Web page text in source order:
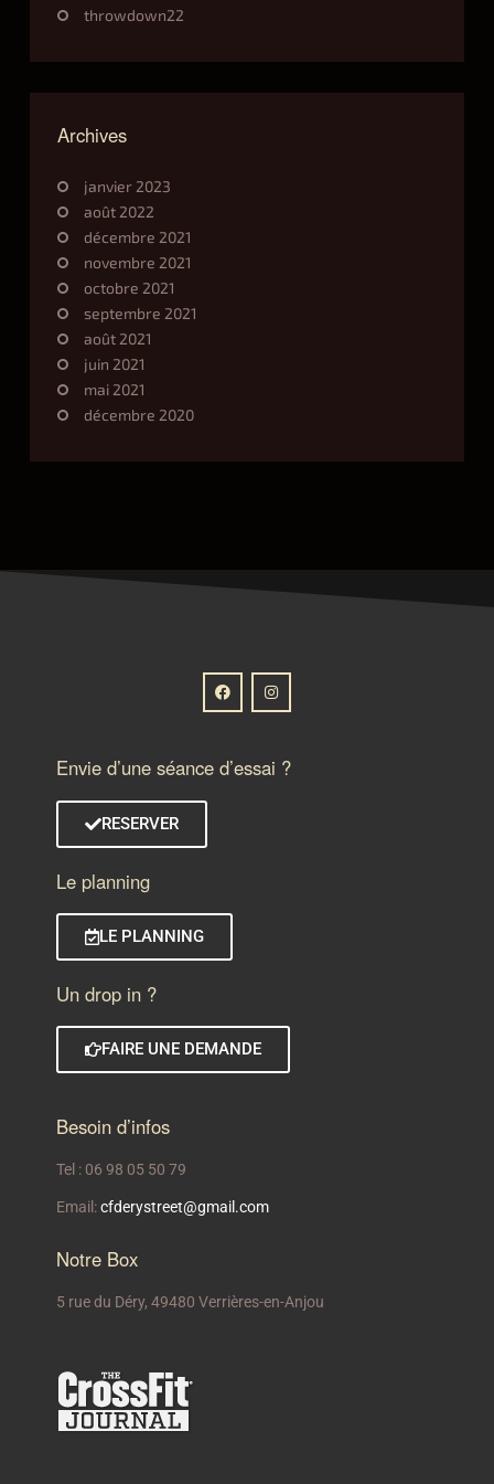
throwdown22
Archives
janvier 2023
août 2022
décembre 2021
novembre 2021
octobre 2021
septembre 2021
août 2021
juin 2021
mai 2021
décembre 2020
Envie d’une séance d’essai ?
RESERVER
Le planning
LE PLANNING
Un drop in ?
FAIRE UNE DEMANDE
Besoin d’infos
Tel : 06 98 05 50 79
Email:cfderystreet@gmail.com
Notre Box
5 rue du Déry, 49480 Verrières-en-Anjou